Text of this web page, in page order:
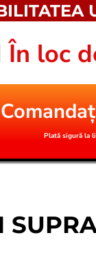
În loc
Plată sigură la